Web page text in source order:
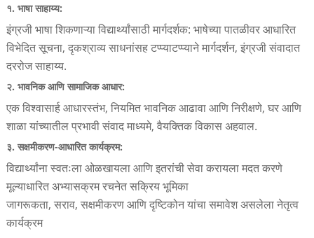
१. भाषा साहाय्य:
इंग्रजी भाषा शिकणाऱ्या विद्यार्थ्यांसाठी मार्गदर्शक: भाषेच्या पातळीवर आधारित
विभेदित सूचना, दृकश्राव्य साधनांसह टप्प्याटप्प्याने मार्गदर्शन, इंग्रजी संवादात
दररोज साहाय्य.
२. भावनिक आणि सामाजिक आधार:
एक विश्वासार्ह आधारस्तंभ, नियमित भावनिक आढावा आणि निरीक्षणे, घर आणि
शाळा यांच्यातील प्रभावी संवाद माध्यमे, वैयक्तिक विकास अहवाल.
३. सक्षमीकरण-आधारित कार्यक्रम:
विद्यार्थ्यांना स्वतःला ओळखायला आणि इतरांची सेवा करायला मदत करणे
मूल्याधारित अभ्यासक्रम रचनेत सक्रिय भूमिका
जागरूकता, सराव, सक्षमीकरण आणि दृष्टिकोन यांचा समावेश असलेला नेतृत्व
कार्यक्रम